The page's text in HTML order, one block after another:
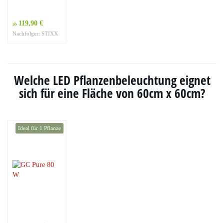
ab 119,90 €
Nachfolger: STIXX
Welche LED Pflanzenbeleuchtung eignet
sich für eine Fläche von 60cm x 60cm?
Ideal für 1 Pflanze